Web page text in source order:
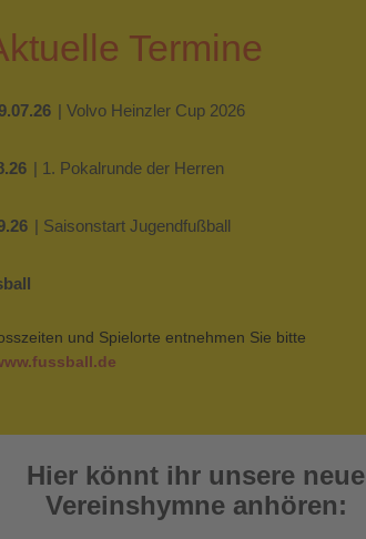
Termine
| Volvo Heinzler Cup 2026
| 1. Pokalrunde der Herren
| Saisonstart Jugendfußball
und Spielorte entnehmen Sie bitte
Hier könnt ihr unsere neue
Vereinshymne anhören: